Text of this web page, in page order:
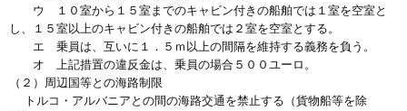
ウ １０室から１５室までのキャビン付きの船舶では１室を空室と
し、１５室以上のキャビン付きの船舶では２室を空室とする。
エ 乗員は、互いに１．５ｍ以上の間隔を維持する義務を負う。
オ 上記措置の違反金は、乗員の場合５００ユーロ。
（２）周辺国等との海路制限
トルコ・アルバニアとの間の海路交通を禁止する（貨物船等を除